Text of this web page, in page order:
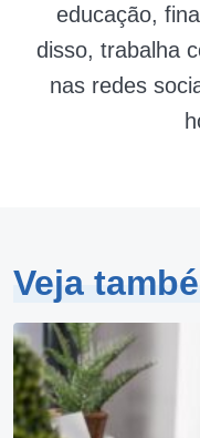
educação,
disso, trabalha
nas redes
Veja